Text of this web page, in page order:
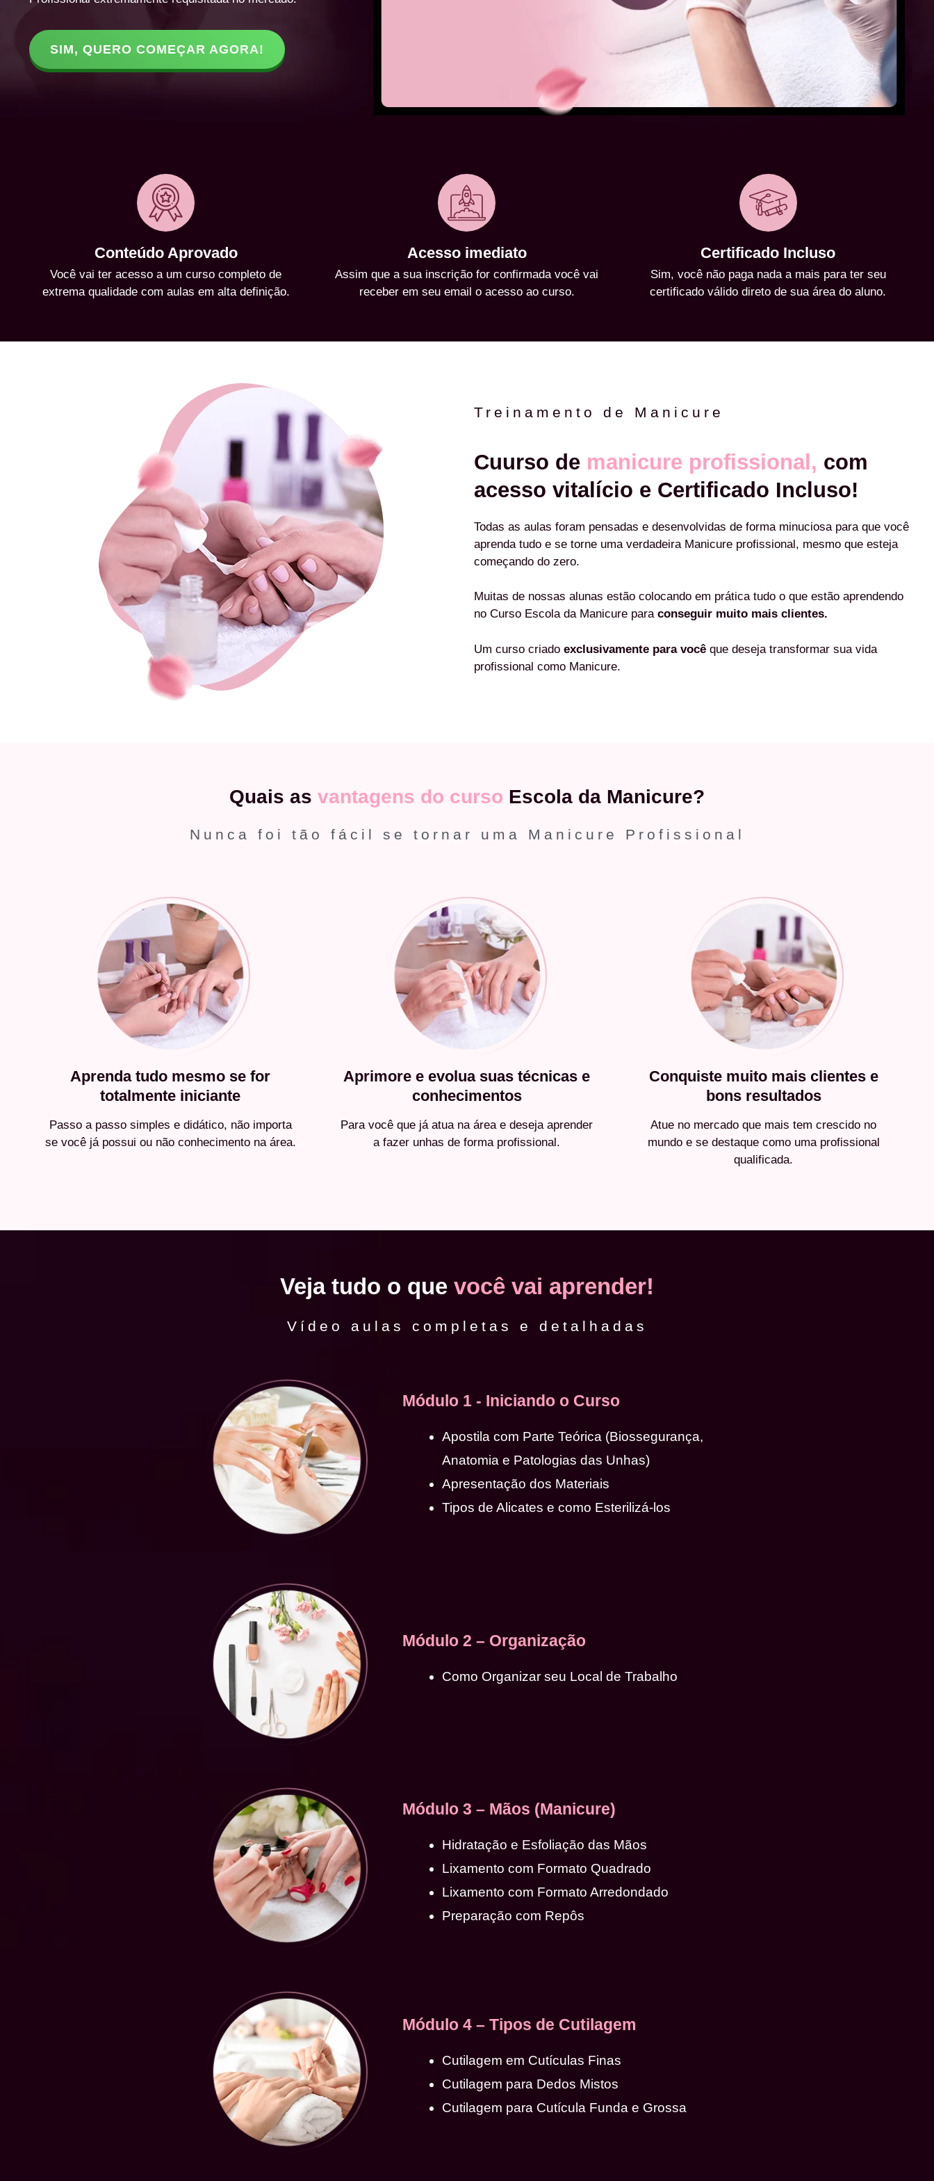
SIM, QUERO COMEÇAR AGORA!
Conteúdo Aprovado
Você vai ter acesso a um curso completo de
extrema qualidade com aulas em alta definição.
Acesso imediato
Assim que a sua inscrição for confirmada você vai
receber em seu email o acesso ao curso.
Certificado Incluso
Sim, você não paga nada a mais para ter seu
certificado válido direto de sua área do aluno.
Treinamento de Manicure
Cuurso de manicure profissional, com
acesso vitalício e Certificado Incluso!
Todas as aulas foram pensadas e desenvolvidas de forma minuciosa para que você
aprenda tudo e se torne uma verdadeira Manicure profissional, mesmo que esteja
começando do zero.
Muitas de nossas alunas estão colocando em prática tudo o que estão aprendendo
no Curso Escola da Manicure para conseguir muito mais clientes.
Um curso criado exclusivamente para você que deseja transformar sua vida
profissional como Manicure.
Quais as vantagens do curso Escola da Manicure?
Nunca foi tão fácil se tornar uma Manicure Profissional
Aprenda tudo mesmo se for
totalmente iniciante
Passo a passo simples e didático, não importa
se você já possui ou não conhecimento na área.
Aprimore e evolua suas técnicas e
conhecimentos
Para você que já atua na área e deseja aprender
a fazer unhas de forma profissional.
Conquiste muito mais clientes e
bons resultados
Atue no mercado que mais tem crescido no
mundo e se destaque como uma profissional
qualificada.
Veja tudo o que você vai aprender!
Vídeo aulas completas e detalhadas
Módulo 1 - Iniciando o Curso
Apostila com Parte Teórica (Biossegurança,
Anatomia e Patologias das Unhas)
Apresentação dos Materiais
Tipos de Alicates e como Esterilizá-los
Módulo 2 – Organização
Como Organizar seu Local de Trabalho
Módulo 3 – Mãos (Manicure)
Hidratação e Esfoliação das Mãos
Lixamento com Formato Quadrado
Lixamento com Formato Arredondado
Preparação com Repôs
Módulo 4 – Tipos de Cutilagem
Cutilagem em Cutículas Finas
Cutilagem para Dedos Mistos
Cutilagem para Cutícula Funda e Grossa